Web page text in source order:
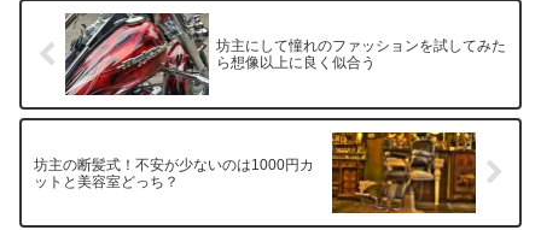
坊主にして憧れのファッションを試してみた
ら想像以上に良く似合う
坊主の断髪式！不安が少ないのは1000円カ
ットと美容室どっち？